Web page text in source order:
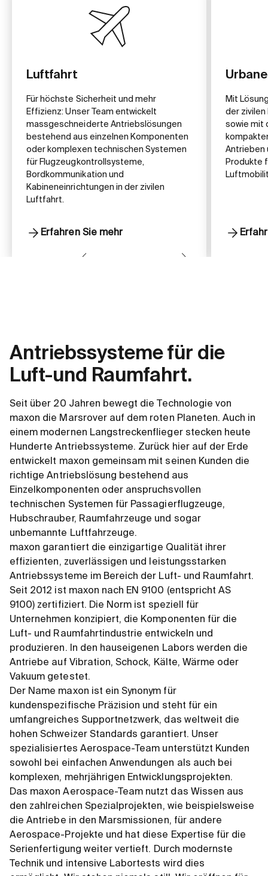
Luftfahrt
Für höchste Sicherheit und mehr
Effizienz: Unser Team entwickelt
massgeschneiderte Antriebslösungen
bestehend aus einzelnen Komponenten
oder komplexen technischen Systemen
für Flugzeugkontrollsysteme,
Bordkommunikation und
Kabineneinrichtungen in der zivilen
Luftfahrt.
Erfahren Sie mehr
Mit
der
sowie mit
Antrieben
Produkte
Antriebssysteme für die
Luft-und Raumfahrt.
Seit über 20 Jahren bewegt die Technologie von
maxon die Marsrover auf dem roten Planeten. Auch in
einem modernen Langstreckenflieger stecken heute
Hunderte Antriebssysteme. Zurück hier auf der Erde
entwickelt maxon gemeinsam mit seinen Kunden die
richtige Antriebslösung bestehend aus
Einzelkomponenten oder anspruchsvollen
technischen Systemen für Passagierflugzeuge,
Hubschrauber, Raumfahrzeuge und sogar
unbemannte Luftfahrzeuge.
maxon garantiert die einzigartige Qualität ihrer
effizienten, zuverlässigen und leistungsstarken
Antriebssysteme im Bereich der Luft- und Raumfahrt.
Seit 2012 ist maxon nach EN 9100 (entspricht AS
9100) zertifiziert. Die Norm ist speziell für
Unternehmen konzipiert, die Komponenten für die
Luft- und Raumfahrtindustrie entwickeln und
produzieren. In den hauseigenen Labors werden die
Antriebe auf Vibration, Schock, Kälte, Wärme oder
Vakuum getestet.
Der Name maxon ist ein Synonym für
kundenspezifische Präzision und steht für ein
umfangreiches Supportnetzwerk, das weltweit die
hohen Schweizer Standards garantiert. Unser
spezialisiertes Aerospace-Team unterstützt Kunden
sowohl bei einfachen Anwendungen als auch bei
komplexen, mehrjährigen Entwicklungsprojekten.
Das maxon Aerospace-Team nutzt das Wissen aus
den zahlreichen Spezialprojekten, wie beispielsweise
die Antriebe in den Marsmissionen, für andere
Aerospace-Projekte und hat diese Expertise für die
Serienfertigung weiter vertieft. Durch modernste
Technik und intensive Labortests wird dies